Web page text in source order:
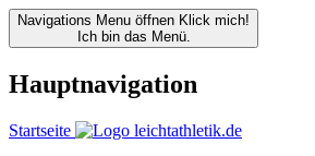
Navigations Menu öffnen Klick mich!
Ich bin das Menü.
Hauptnavigation
Startseite